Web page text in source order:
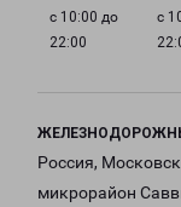
с 10:00 до
22:00
с
Россия,
микрорайон